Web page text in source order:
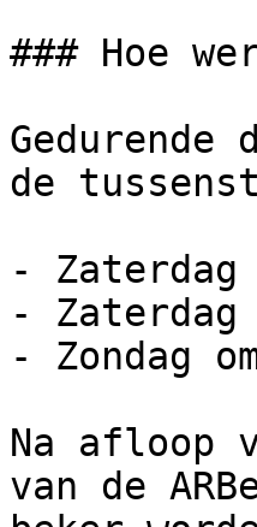
### Hoe
de
- Zaterdag
- Zaterdag
- Zondag
Na afloop
van de